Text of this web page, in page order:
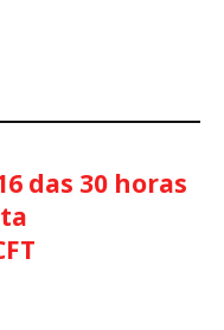
das 30 horas